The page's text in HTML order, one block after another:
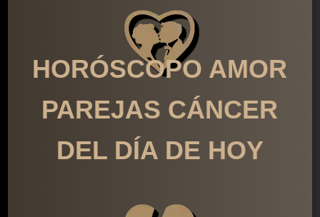
HORÓSCOPO AMOR
PAREJAS CÁNCER
DEL DÍA DE HOY